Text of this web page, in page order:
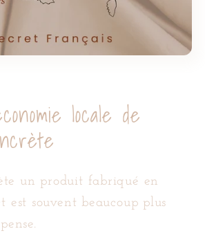
locale de
un produit fabriqué en
est souvent beaucoup plus